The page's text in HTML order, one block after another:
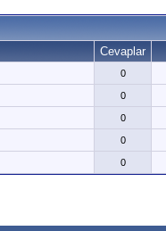
Cevaplar
0
0
0
0
0